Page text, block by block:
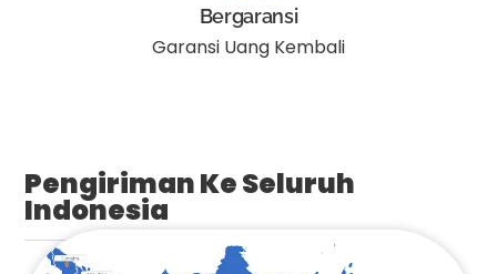
Bergaransi
Garansi Uang Kembali
Pengiriman Ke Seluruh
Indonesia